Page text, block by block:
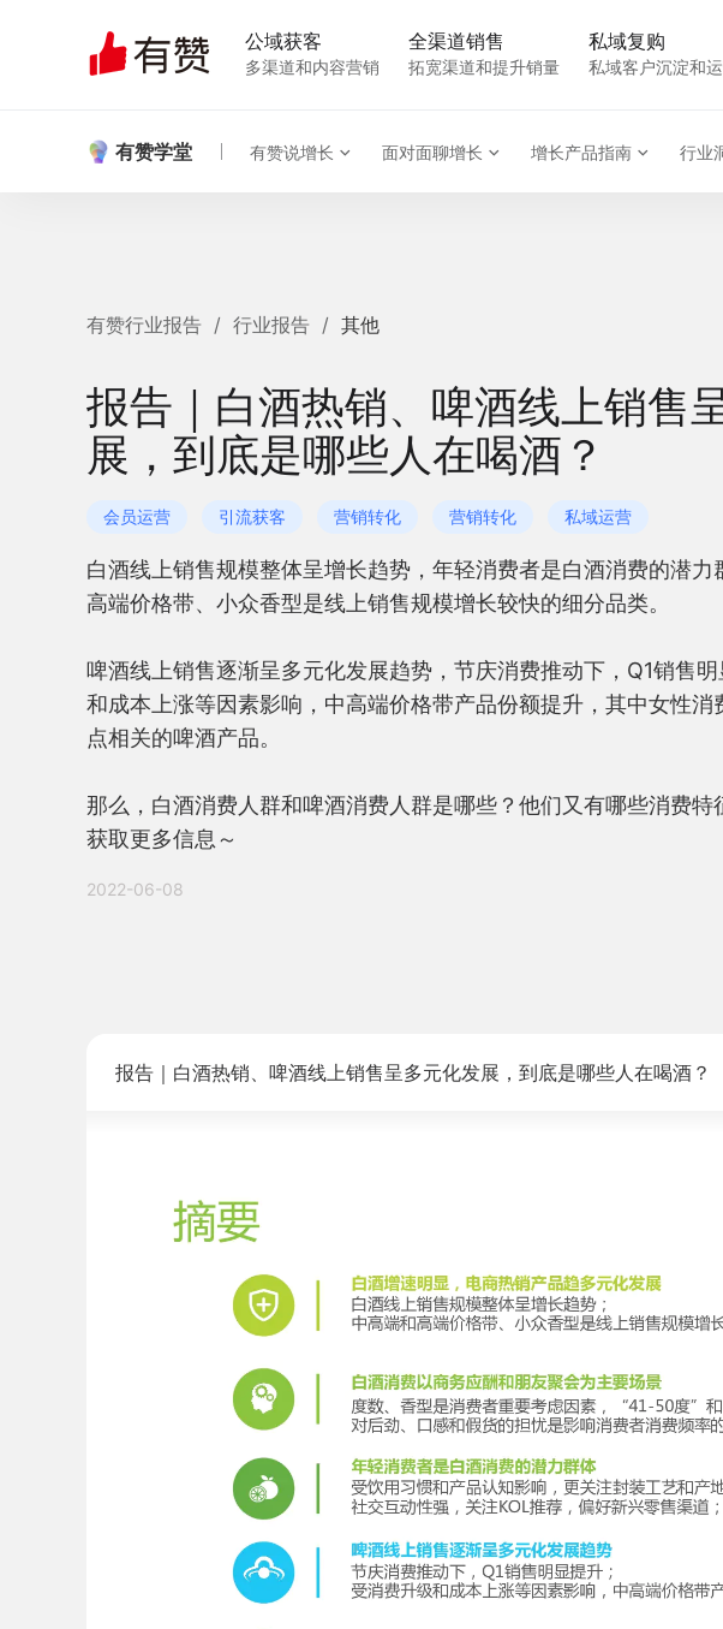
公域获客
多渠道和内容营销
全渠道销售
拓宽渠道和提升销量
私域复购
私域客户沉淀和
有赞学堂 有赞说增长 面对面聊增长 增长产品指南 行业
有赞行业报告 / 行业报告 / 其他
报告｜白酒热销、啤酒线上销售
展，到底是哪些人在喝酒？
会员运营 引流获客 营销转化 营销转化 私域运营
白酒线上销售规模整体呈增长趋势，年轻消费者是白酒消费的潜力
高端价格带、小众香型是线上销售规模增长较快的细分品类。
啤酒线上销售逐渐呈多元化发展趋势，节庆消费推动下，Q1销售
和成本上涨等因素影响，中高端价格带产品份额提升，其中女性消
点相关的啤酒产品。
那么，白酒消费人群和啤酒消费人群是哪些？他们又有哪些消费特
获取更多信息～
2022-06-08
报告｜白酒热销、啤酒线上销售呈多元化发展，到底是哪些人在喝酒？